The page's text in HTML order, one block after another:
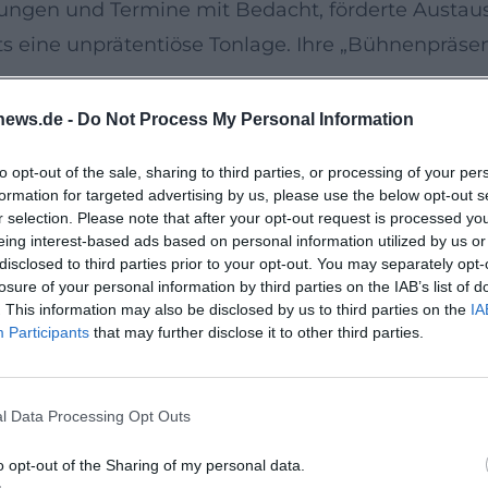
- Do Not Process My Personal Information
opt-out of the sale, sharing to third parties, or processing of your
for targeted advertising by us, please use the below opt-out
selection. Please note that after your opt-out request is processed
interest-based ads based on personal information utilized by us
to third parties prior to your opt-out. You may separately
of your personal information by third parties on the IAB’s list of
This information may also be disclosed by us to third parties on the
Participants that may further disclose it to other third parties.
Data Processing Opt Outs
opt-out of the Sharing of my personal data.
und Termine mit Bedacht, förderte
unprätentiöse Tonlage. Ihre
der Begegnung
Kanzlerbungalow veränderte sich die
– eine neue Arrangierkunst der jungen
Gastgeberin, die den Ton setzte:
des politischen Betriebs bei und prägte
des Einflusses
zeigen die Kraft eines gut geführten, diskreten
und Wirtschaft schufen
Anliegen. Ihre „Komposition“ des
zu verlieren. In einer Zeit, in der